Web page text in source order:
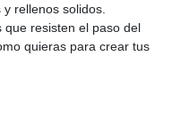
rellenos solidos.
que resisten el paso del
quieras para crear tus